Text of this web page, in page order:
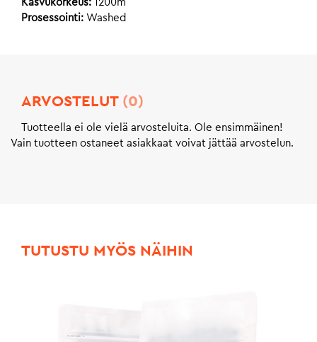
Kasvukorkeus:
1200m
Prosessointi: Washed
ARVOSTELUT (0)
Tuotteella ei ole vielä arvosteluita. Ole ensimmäinen!
Vain tuotteen ostaneet asiakkaat voivat jättää arvostelun.
TUTUSTU MYÖS NÄIHIN